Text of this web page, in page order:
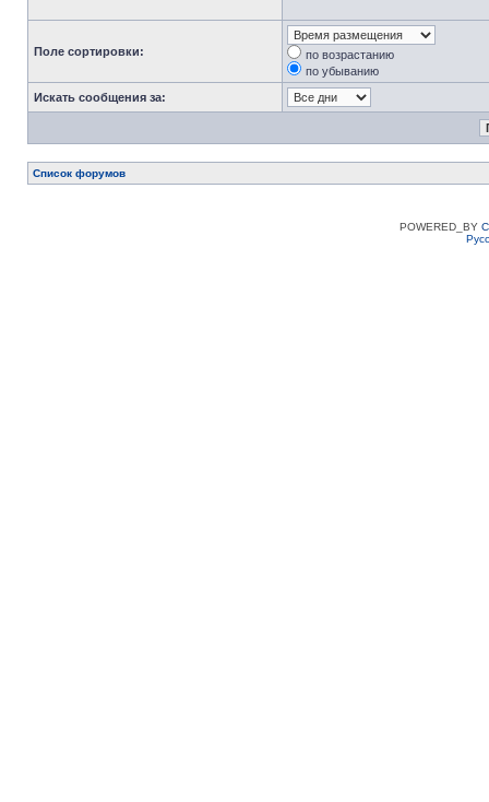
Поле сортировки:
по возрастанию
по убыванию
Искать сообщения за:
Список форумов
POWERED_BY